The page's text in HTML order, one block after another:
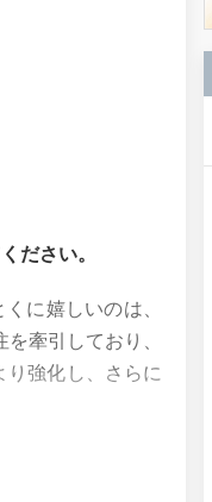
ださい。
に嬉しいのは、
牽引しており、
り強化し、さらに